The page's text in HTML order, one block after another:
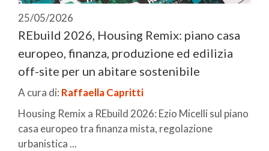
25/05/2026
REbuild 2026, Housing Remix: piano casa
europeo, finanza, produzione ed edilizia
off-site per un abitare sostenibile
A cura di: Raffaella Capritti
Housing Remix a REbuild 2026: Ezio Micelli sul piano
casa europeo tra finanza mista, regolazione
urbanistica ...